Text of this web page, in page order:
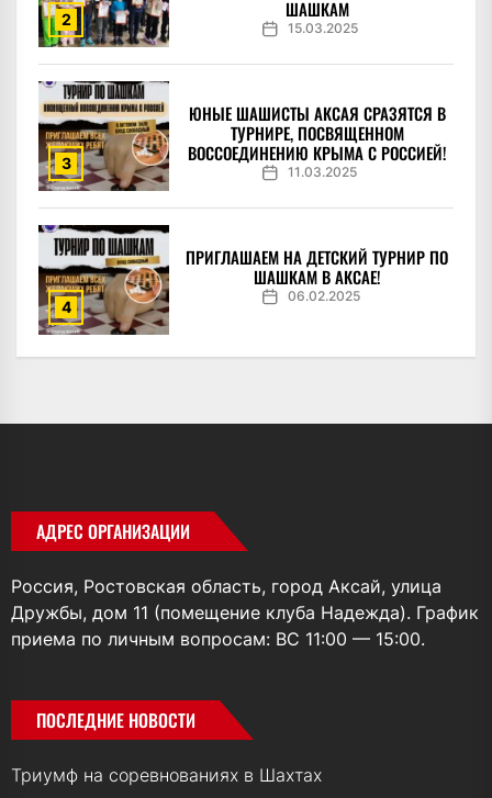
2
ШАШКАМ
15.03.2025
3
ЮНЫЕ ШАШИСТЫ АКСАЯ СРАЗЯТСЯ В
ТУРНИРЕ, ПОСВЯЩЕННОМ
ВОССОЕДИНЕНИЮ КРЫМА С РОССИЕЙ!
11.03.2025
4
ПРИГЛАШАЕМ НА ДЕТСКИЙ ТУРНИР ПО
ШАШКАМ В АКСАЕ!
06.02.2025
АДРЕС ОРГАНИЗАЦИИ
Россия, Ростовская область, город Аксай, улица
Дружбы, дом 11 (помещение клуба Надежда). График
приема по личным вопросам: ВС 11:00 — 15:00.
ПОСЛЕДНИЕ НОВОСТИ
Триумф на соревнованиях в Шахтах